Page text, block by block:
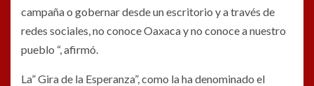
campaña o gobernar desde un escritorio y a través de
redes sociales, no conoce Oaxaca y no conoce a nuestro
pueblo “, afirmó.
La” Gira de la Esperanza”, como la ha denominado el